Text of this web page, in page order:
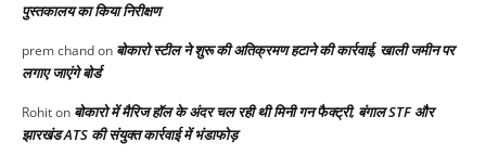
पुस्तकालय का किया निरीक्षण
prem chandon बोकारो स्टील ने शुरू की अतिक्रमण हटाने की कार्रवाई, खाली जमीन पर
लगाए जाएंगे बोर्ड
Rohiton बोकारो में मैरिज हॉल के अंदर चल रही थी मिनी गन फैक्ट्री, बंगाल STF और
झारखंड ATS की संयुक्त कार्रवाई में भंडाफोड़